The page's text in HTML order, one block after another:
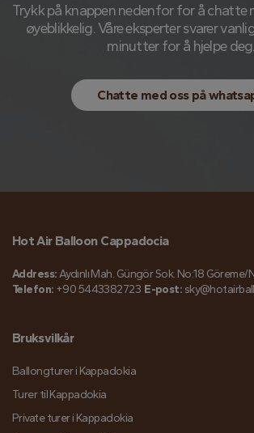
Trykk på knappen nedenfor for å chatte
øyeblikkelig. Våre eksperter svarer
minutter for å hjelpe deg.
Chatte med oss ​​på
Hot Air Balloon Cappadocia
Address:Aydınlı Mah. Güngör Sok. No:18 Göreme/
Telefon: +90 5443382723 E-post:
Bruksvilkår
Ballongturer i Kappadokia
Turer til Kappadokia
Private turer i Kappadokia